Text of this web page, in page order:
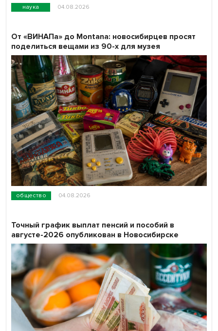
наука 04.08.2026
общество 04.08.2026
От «ВИНАПа» до Montana: новосибирцев просят
поделиться вещами из 90-х для музея
Точный график выплат пенсий и пособий в
августе-2026 опубликован в Новосибирске